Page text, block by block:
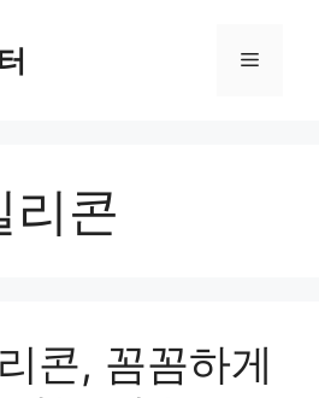
메
리콘
콘, 꼼꼼하게